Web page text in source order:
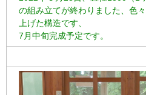
の組み立てが終わりました、色
上げた構造です、
7月中旬完成予定です。